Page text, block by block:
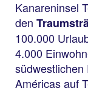
Kanareninsel
den
100.000
4.000
südwestlichen
Américas auf